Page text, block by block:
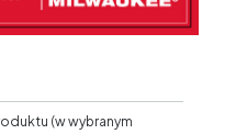
(w wybranym